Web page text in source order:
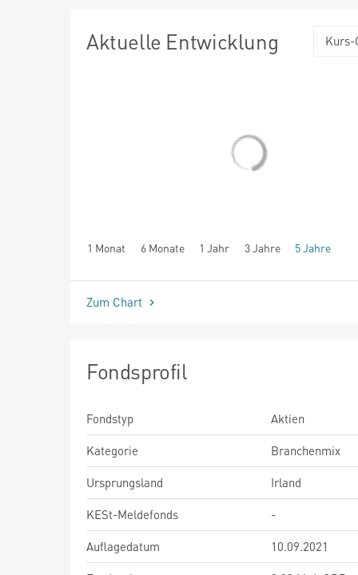
Aktuelle Entwicklung Kurs-
1 Monat 6 Monate 1 Jahr 3 Jahre 5 Jahre
seit Beginn
Zum Chart
Fondsprofil
Fondstyp
Aktien
Kategorie
Branchenmix
Ursprungsland
Irland
KESt-Meldefonds
-
Auflagedatum
10.09.2021